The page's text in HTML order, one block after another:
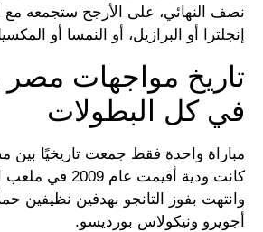
نصف النهائي، على الأرجح ستجمعه مع
إنجلترا أو البرازيل، أو النمسا أو
تاريخ مواجهات مصر
في كل البطولات
مباراة واحدة فقط جمعت تاريخيًا بين
كانت ودية أقيمت
وانتهت بفوز التانجو بهدفين نظيفين
أجويرو ونيكولاس بورديسو.